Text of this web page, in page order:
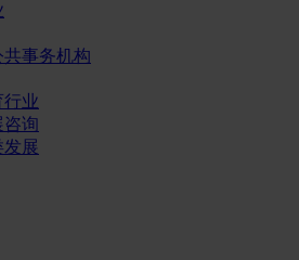
事务机构
行业
咨询
展